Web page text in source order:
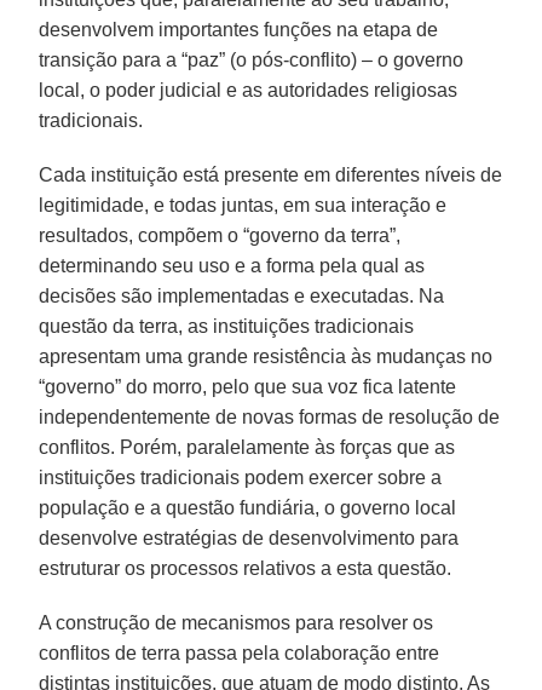
desenvolvem importantes funções na etapa de
transição para a “paz” (o pós-conflito) – o governo
local, o poder judicial e as autoridades religiosas
tradicionais.
Cada instituição está presente em diferentes níveis de
legitimidade, e todas juntas, em sua interação e
resultados, compõem o “governo da terra”,
determinando seu uso e a forma pela qual as
decisões são implementadas e executadas. Na
questão da terra, as instituições tradicionais
apresentam uma grande resistência às mudanças no
“governo” do morro, pelo que sua voz fica latente
independentemente de novas formas de resolução de
conflitos. Porém, paralelamente às forças que as
instituições tradicionais podem exercer sobre a
população e a questão fundiária, o governo local
desenvolve estratégias de desenvolvimento para
estruturar os processos relativos a esta questão.
A construção de mecanismos para resolver os
conflitos de terra passa pela colaboração entre
distintas instituições, que atuam de modo distinto. As